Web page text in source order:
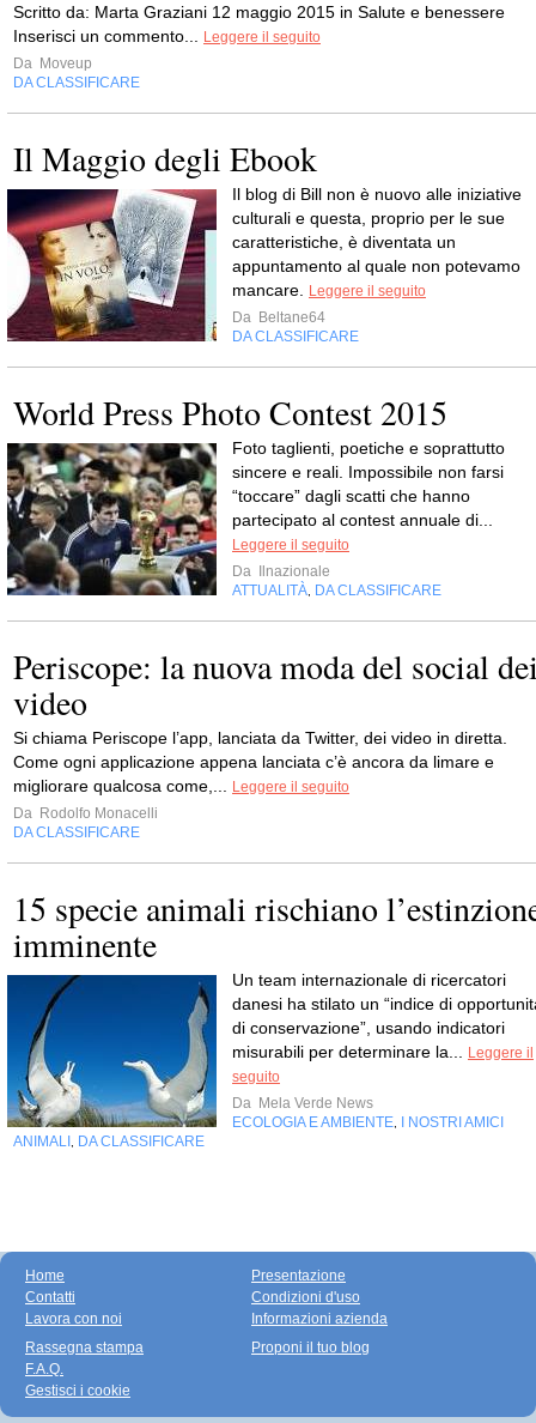
Scritto da: Marta Graziani 12 maggio 2015 in Salute e benessere
Inserisci un commento...
Leggere il seguito
Da Moveup
DA CLASSIFICARE
Il Maggio degli Ebook
Il blog di Bill non è nuovo alle iniziative
culturali e questa, proprio per le sue
caratteristiche, è diventata un
appuntamento al quale non potevamo
mancare.
Leggere il seguito
Da Beltane64
DA CLASSIFICARE
World Press Photo Contest 2015
Foto taglienti, poetiche e soprattutto
sincere e reali. Impossibile non farsi
“toccare” dagli scatti che hanno
partecipato al contest annuale di...
Leggere il seguito
Da Ilnazionale
ATTUALITÀ DA CLASSIFICARE
Periscope: la nuova moda del social
video
Si chiama Periscope l’app, lanciata da Twitter, dei video in diretta.
Come ogni applicazione appena lanciata c’è ancora da limare e
migliorare qualcosa come,...
Leggere il seguito
Da Rodolfo Monacelli
DA CLASSIFICARE
15 specie animali rischiano
imminente
Un team internazionale di ricercatori
danesi ha stilato un “indice di
di conservazione”, usando indicatori
misurabili per determinare la...
Leggere il
seguito
Da Mela Verde News
ECOLOGIA E AMBIENTE I NOSTRI AMICI
ANIMALI DA CLASSIFICARE
Home
Contatti
Lavora con noi
Presentazione
Condizioni d'uso
Informazioni azienda
Rassegna stampa
F.A.Q.
Gestisci i cookie
Proponi il tuo blog